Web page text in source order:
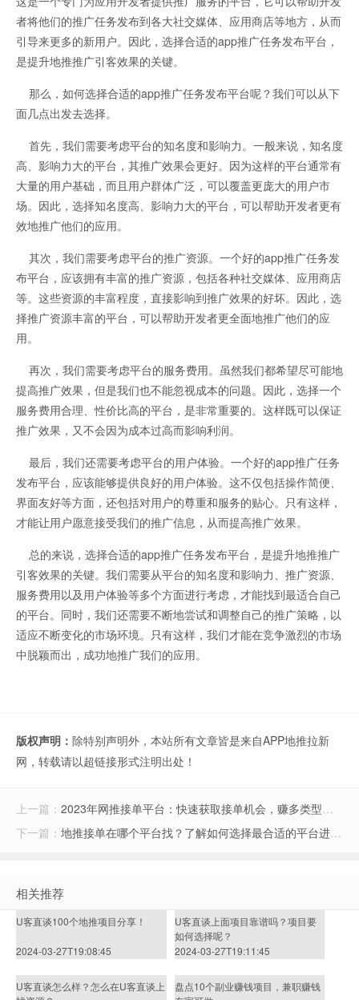
者将他们的推广任务发布到各大社交媒体、应用商店等地方，从而
引导来更多的新用户。因此，选择合适的app推广任务发布平台，
是提升地推推广引客效果的关键。
那么，如何选择合适的app推广任务发布平台呢？我们可以从下
面几点出发去选择。
首先，我们需要考虑平台的知名度和影响力。一般来说，知名度
高、影响力大的平台，其推广效果会更好。因为这样的平台通常有
大量的用户基础，而且用户群体广泛，可以覆盖更庞大的用户市
场。因此，选择知名度高、影响力大的平台，可以帮助开发者更有
效地推广他们的应用。
其次，我们需要考虑平台的推广资源。一个好的app推广任务发
布平台，应该拥有丰富的推广资源，包括各种社交媒体、应用商店
等。这些资源的丰富程度，直接影响到推广效果的好坏。因此，选
择推广资源丰富的平台，可以帮助开发者更全面地推广他们的应
用。
再次，我们需要考虑平台的服务费用。虽然我们都希望尽可能地
提高推广效果，但是我们也不能忽视成本的问题。因此，选择一个
服务费用合理、性价比高的平台，是非常重要的。这样既可以保证
推广效果，又不会因为成本过高而影响利润。
最后，我们还需要考虑平台的用户体验。一个好的app推广任务
发布平台，应该能够提供良好的用户体验。这不仅包括操作简便、
界面友好等方面，还包括对用户的尊重和服务的贴心。只有这样，
才能让用户愿意接受我们的推广信息，从而提高推广效果。
总的来说，选择合适的app推广任务发布平台，是提升地推推广
引客效果的关键。我们需要从平台的知名度和影响力、推广资源、
服务费用以及用户体验等多个方面进行考虑，才能找到最适合自己
的平台。同时，我们还需要不断地尝试和调整自己的推广策略，以
适应不断变化的市场环境。只有这样，我们才能在竞争激烈的市场
中脱颖而出，成功地推广我们的应用。
版权声明： 除特别声明外，本站所有文章皆是来自APP地推拉新
网，转载请以超链接形式注明出处！
上一篇： 2023年网推接单平台：快速获取接单机会，赚多类型推广佣金
下一篇： 地推接单在哪个平台找？了解如何选择最合适的平台进行地推接单
相关推荐
U客直谈100个地推项目分享！
2024-03-27T19:08:45
U客直谈上面项目靠谱吗？项目要
如何选择呢？
2024-03-27T19:11:45
U客直谈怎么样？怎么在U客直谈上
盘点10个副业赚钱项目，兼职赚钱